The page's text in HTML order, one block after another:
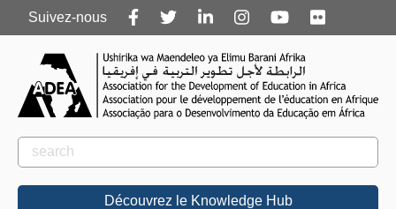
Follow
us
Suivez-nous
Rechercher
Rechercher
Découvrez le Knowledge Hub